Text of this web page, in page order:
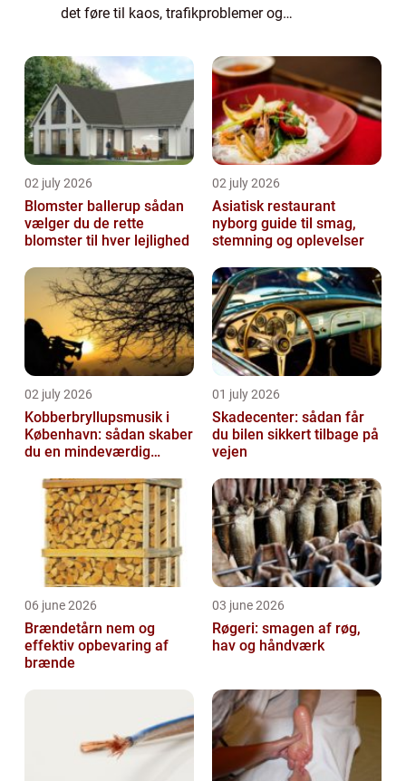
det føre til kaos, trafikproblemer og
artikel vil vi udforske betydningen af p ko...
02 july 2026
Blomster ballerup sådan
vælger du de rette
blomster til hver lejlighed
02 july 2026
Asiatisk restaurant
nyborg guide til smag,
stemning og oplevelser
02 july 2026
Kobberbryllupsmusik i
København: sådan skaber
du en mindeværdig
01 july 2026
Skadecenter: sådan får
du bilen sikkert tilbage på
vejen
06 june 2026
Brændetårn nem og
effektiv opbevaring af
brænde
03 june 2026
Røgeri: smagen af røg,
hav og håndværk